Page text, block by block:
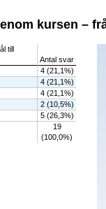
kursen –
till
Antal svar
4 (21,1%)
4 (21,1%)
4 (21,1%)
2 (10,5%)
5 (26,3%)
19
(100,0%)